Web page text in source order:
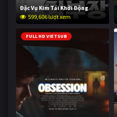
Đặc Vụ Kim Tái Khởi Động
599,606 lượt xem
FULL HD VIETSUB